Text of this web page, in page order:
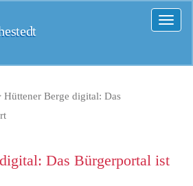
Hüttener Berge digital: Das
Das Bürgerportal ist